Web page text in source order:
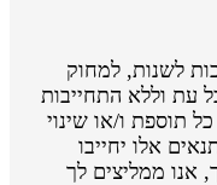
לשנות, למחוק
וללא התחייבות
ו/או שינוי
אלו יחייבו
ממליצים לך